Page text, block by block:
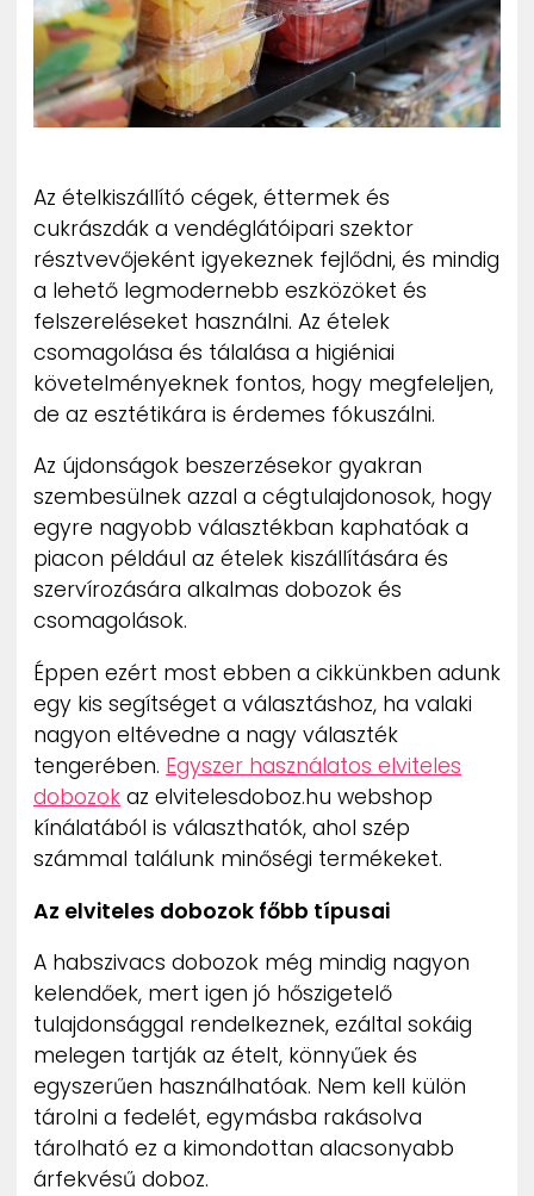
ZENE
MÉDIAAJÁNLAT
IMPRESSZUM
PR-ARCHÍVUM
Az ételkiszállító cégek, éttermek és
cukrászdák a vendéglátóipari szektor
résztvevőjeként igyekeznek fejlődni, és mindig
a lehető legmodernebb eszközöket és
felszereléseket használni. Az ételek
csomagolása és tálalása a higiéniai
követelményeknek fontos, hogy megfeleljen,
de az esztétikára is érdemes fókuszálni.
Az újdonságok beszerzésekor gyakran
szembesülnek azzal a cégtulajdonosok, hogy
egyre nagyobb választékban kaphatóak a
piacon például az ételek kiszállítására és
szervírozására alkalmas dobozok és
csomagolások.
Éppen ezért most ebben a cikkünkben adunk
egy kis segítséget a választáshoz, ha valaki
nagyon eltévedne a nagy választék
tengerében. Egyszer használatos elviteles
dobozok az elvitelesdoboz.hu webshop
kínálatából is választhatók, ahol szép
számmal találunk minőségi termékeket.
Az elviteles dobozok főbb típusai
A habszivacs dobozok még mindig nagyon
kelendőek, mert igen jó hőszigetelő
tulajdonsággal rendelkeznek, ezáltal sokáig
melegen tartják az ételt, könnyűek és
egyszerűen használhatóak. Nem kell külön
tárolni a fedelét, egymásba rakásolva
tárolható ez a kimondottan alacsonyabb
árfekvésű doboz.